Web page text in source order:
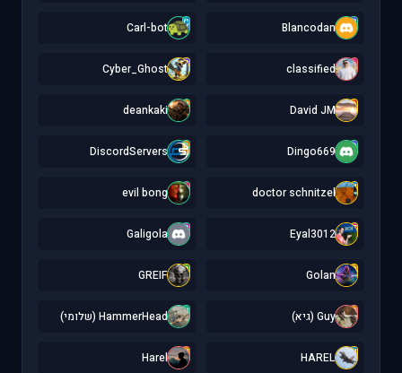
B
Blancodan
C
Carl-bot
c
classified
C
Cyber_Ghost
D
David JM
d
deankaki
D
Dingo669
D
DiscordServers
d
doctor schnitzel
e
evil bong
E
Eyal3012
G
Galigola
G
Golan
G
GREIF
G Guy (גיא) H HammerHead (שלומי)
H
HAREL
H
Harel